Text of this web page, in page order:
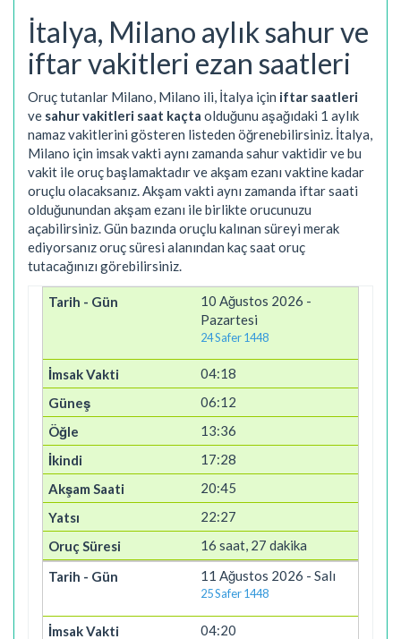
İtalya, Milano aylık sahur ve
iftar vakitleri ezan saatleri
Oruç tutanlar Milano, Milano ili, İtalya için iftar saatleri
ve sahur vakitleri saat kaçta olduğunu aşağıdaki 1 aylık
namaz vakitlerini gösteren listeden öğrenebilirsiniz. İtalya,
Milano için imsak vakti aynı zamanda sahur vaktidir ve bu
vakit ile oruç başlamaktadır ve akşam ezanı vaktine kadar
oruçlu olacaksanız. Akşam vakti aynı zamanda iftar saati
olduğunundan akşam ezanı ile birlikte orucunuzu
açabilirsiniz. Gün bazında oruçlu kalınan süreyi merak
ediyorsanız oruç süresi alanından kaç saat oruç
tutacağınızı görebilirsiniz.
10 Ağustos 2026 -
Pazartesi
24 Safer 1448
04:18
06:12
13:36
17:28
20:45
22:27
16 saat, 27 dakika
11 Ağustos 2026 - Salı
25 Safer 1448
04:20